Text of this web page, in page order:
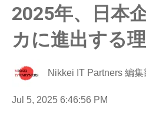
2025年、日本
カに進出する
Nikkei IT Partners 編集
Jul 5, 2025 6:46:56 PM